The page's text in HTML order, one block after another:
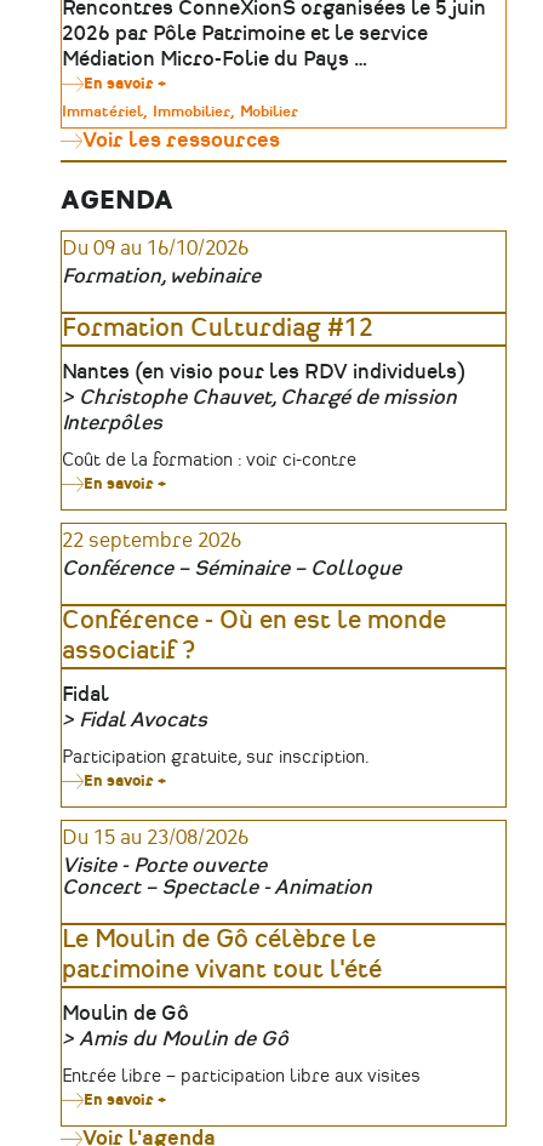
Ateliers
Rencontres ConneXionS organisées le 5 juin
2026 par Pôle Patrimoine et le service
Médiation Micro-Folie du Pays …
En savoir +
Outils
numériques
&
médiation
révéler
le
patrimoine
absent,
invisible
ou
|
Table
Type
de
patrimoine
Immatériel Immobilier Mobilier
Voir les ressources
AGENDA
Du 09 au 16/10/2026
Formation, webinaire
Formation Culturdiag #12
Lieu
Nantes (en visio pour les RDV individuels)
Organisateur
Christophe Chauvet, Chargé de mission
Interpôles
Tarifs
Coût de la formation : voir ci-contre
En savoir +
Culturdiag
#12
22 septembre 2026
Conférence – Séminaire – Colloque
Conférence - Où en est le monde
associatif ?
Lieu
Fidal
Organisateur
Fidal Avocats
Tarifs
Participation gratuite, sur inscription.
En savoir +
-
Où
est
le
associatif
?
Du 15 au 23/08/2026
Visite - Porte ouverte
Concert – Spectacle - Animation
Le Moulin de Gô célèbre le
patrimoine vivant tout l'été
Lieu
Moulin de Gô
Organisateur
Amis du Moulin de Gô
Tarifs
Entrée libre – participation libre aux visites
En savoir +
Moulin
Voir l'agenda